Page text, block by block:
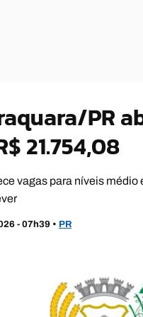
PR
21.754,08
vagas para níveis
- 07h39 • PR